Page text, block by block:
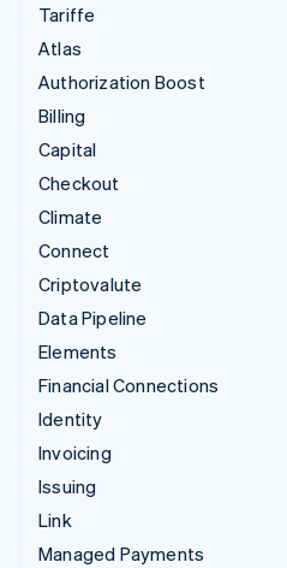
Tariffe
Atlas
Authorization Boost
Billing
Capital
Checkout
Climate
Connect
Criptovalute
Data Pipeline
Elements
Financial Connections
Identity
Invoicing
Issuing
Link
Managed Payments